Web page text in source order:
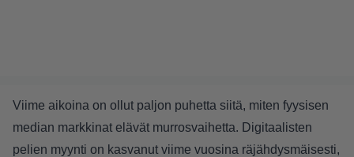
Viime aikoina on ollut paljon puhetta siitä, miten fyysisen
median markkinat elävät murrosvaihetta. Digitaalisten
pelien myynti on kasvanut viime vuosina räjähdysmäisesti,